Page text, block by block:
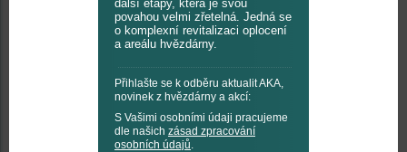
další etapy, která je svou
povahou velmi zřetelná. Jedná se
o komplexní revitalizaci oplocení
a areálu hvězdárny.
Přihlašte se k odběru aktualit AKA,
novinek z hvězdárny a akcí:
S Vašimi osobními údaji pracujeme
dle našich zásad zpracování
osobních údajů.